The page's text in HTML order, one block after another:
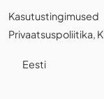
Kasutustingimused
Privaatsuspoliitika,
Eesti